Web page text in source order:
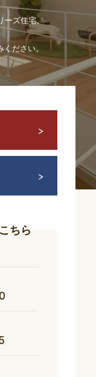
ーズ住宅、
ださい。
ちら